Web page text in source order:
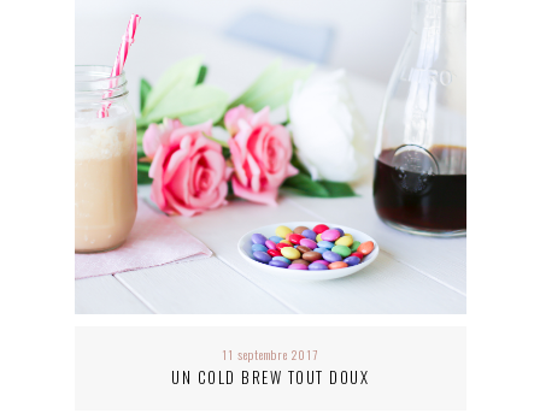
11 septembre 2017
UN COLD BREW TOUT DOUX